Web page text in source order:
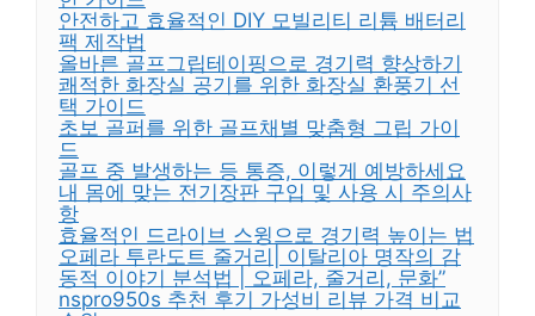
안전하고 효율적인 DIY 모빌리티 리튬 배터리
팩 제작법
올바른 골프그립테이핑으로 경기력 향상하기
쾌적한 화장실 공기를 위한 화장실 환풍기 선
택 가이드
초보 골퍼를 위한 골프채별 맞춤형 그립 가이
드
골프 중 발생하는 등 통증, 이렇게 예방하세요
내 몸에 맞는 전기장판 구입 및 사용 시 주의사
항
효율적인 드라이브 스윙으로 경기력 높이는 법
오페라 투란도트 줄거리| 이탈리아 명작의 감
동적 이야기 분석법 | 오페라, 줄거리, 문화”
nspro950s 추천 후기 가성비 리뷰 가격 비교